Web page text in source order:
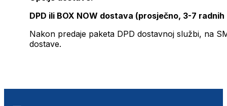
DPD ili BOX NOW dostava (prosječno, 3-7 radnih
Nakon predaje paketa DPD dostavnoj službi, na
dostave.